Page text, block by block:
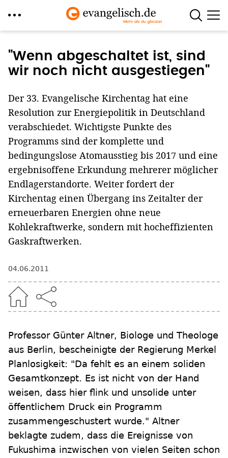
zum
Inhalt
"Wenn abgeschaltet ist, sind
wir noch nicht ausgestiegen"
Der 33. Evangelische Kirchentag hat eine
Resolution zur Energiepolitik in Deutschland
verabschiedet. Wichtigste Punkte des
Programms sind der komplette und
bedingungslose Atomausstieg bis 2017 und eine
ergebnisoffene Erkundung mehrerer möglicher
Endlagerstandorte. Weiter fordert der
Kirchentag einen Übergang ins Zeitalter der
erneuerbaren Energien ohne neue
Kohlekraftwerke, sondern mit hocheffizienten
Gaskraftwerken.
04.06.2011
Professor Günter Altner, Biologe und Theologe
aus Berlin, bescheinigte der Regierung Merkel
Planlosigkeit: "Da fehlt es an einem soliden
Gesamtkonzept. Es ist nicht von der Hand
weisen, dass hier flink und unsolide unter
öffentlichem Druck ein Programm
zusammengeschustert wurde." Altner
beklagte zudem, dass die Ereignisse von
Fukushima inzwischen von vielen Seiten schon